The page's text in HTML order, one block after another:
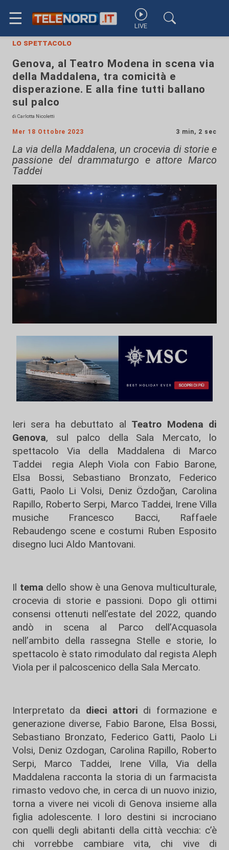
☰ LIVE
lo spettacolo
Genova, al Teatro Modena in scena via
della Maddalena, tra comicità e
disperazione. E alla fine tutti ballano
sul palco
di Carlotta Nicoletti
Mer 18 Ottobre 2023 3 min, 2 sec
La via della Maddalena, un crocevia di storie e
passione del drammaturgo e attore Marco
Taddei
Ieri sera ha debuttato al Teatro Modena di
Genova, sul palco della Sala Mercato, lo
spettacolo Via della Maddalena di Marco
Taddei regia Aleph Viola con Fabio Barone,
Elsa Bossi, Sebastiano Bronzato, Federico
Gatti, Paolo Li Volsi, Deniz Özdoğan, Carolina
Rapillo, Roberto Serpi, Marco Taddei, Irene Villa
musiche Francesco Bacci, Raffaele
Rebaudengo scene e costumi Ruben Esposito
disegno luci Aldo Mantovani.
Il tema dello show è una Genova multiculturale,
crocevia di storie e passioni. Dopo gli ottimi
consensi ottenuti nell’estate del 2022, quando
andò in scena al Parco dell’Acquasola
nell’ambito della rassegna Stelle e storie, lo
spettacolo è stato rimodulato dal regista Aleph
Viola per il palcoscenico della Sala Mercato.
Interpretato da dieci attori di formazione e
generazione diverse, Fabio Barone, Elsa Bossi,
Sebastiano Bronzato, Federico Gatti, Paolo Li
Volsi, Deniz Ozdogan, Carolina Rapillo, Roberto
Serpi, Marco Taddei, Irene Villa, Via della
Maddalena racconta la storia di un farmacista
rimasto vedovo che, in cerca di un nuovo inizio,
torna a vivere nei vicoli di Genova insieme alla
figlia adolescente. I loro destini si incrociano
con quelli degli abitanti della città vecchia: c’è
chi vorrebbe cambiare vita, chi vive di